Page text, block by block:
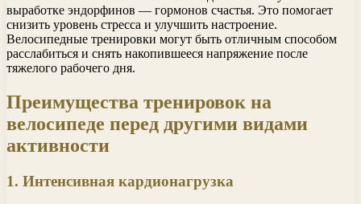
выработке эндорфинов — гормонов счастья. Это помогает
снизить уровень стресса и улучшить настроение.
Велосипедные тренировки могут быть отличным способом
расслабиться и снять накопившееся напряжение после
тяжелого рабочего дня.
Преимущества тренировок на
велосипеде перед другими видами
активности
1. Интенсивная кардионагрузка